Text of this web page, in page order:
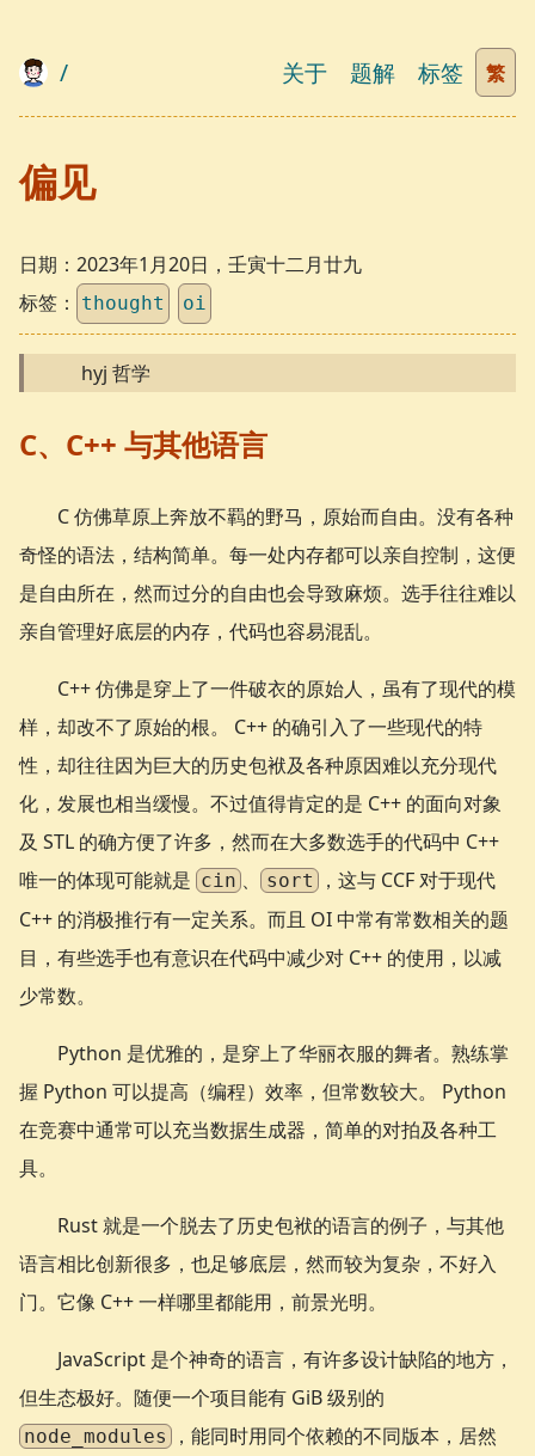
/ 关于 题解 标签 繁
偏见
日期： 2023年1月20日，壬寅十二月廿九
标签：
thought oi
hyj 哲学
C、C++ 与其他语言
C 仿佛草原上奔放不羁的野马，原始而自由。没有各种
奇怪的语法，结构简单。每一处内存都可以亲自控制，这便
是自由所在，然而过分的自由也会导致麻烦。选手往往难以
亲自管理好底层的内存，代码也容易混乱。
C++ 仿佛是穿上了一件破衣的原始人，虽有了现代的模
样，却改不了原始的根。 C++ 的确引入了一些现代的特
性，却往往因为巨大的历史包袱及各种原因难以充分现代
化，发展也相当缓慢。不过值得肯定的是 C++ 的面向对象
及 STL 的确方便了许多，然而在大多数选手的代码中 C++
唯一的体现可能就是 cin 、 sort ，这与 CCF 对于现代
C++ 的消极推行有一定关系。而且 OI 中常有常数相关的题
目，有些选手也有意识在代码中减少对 C++ 的使用，以减
少常数。
Python 是优雅的，是穿上了华丽衣服的舞者。熟练掌
握 Python 可以提高（编程）效率，但常数较大。 Python
在竞赛中通常可以充当数据生成器，简单的对拍及各种工
具。
Rust 就是一个脱去了历史包袱的语言的例子，与其他
语言相比创新很多，也足够底层，然而较为复杂，不好入
门。它像 C++ 一样哪里都能用，前景光明。
JavaScript 是个神奇的语言，有许多设计缺陷的地方，
但生态极好。随便一个项目能有 GiB 级别的
node_modules
，能同时用同个依赖的不同版本，居然